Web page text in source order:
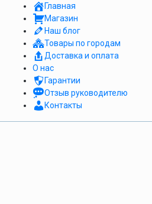
Главная
Магазин
Наш блог
Товары по городам
Доставка и оплата
О нас
Гарантии
Отзыв руководителю
Контакты